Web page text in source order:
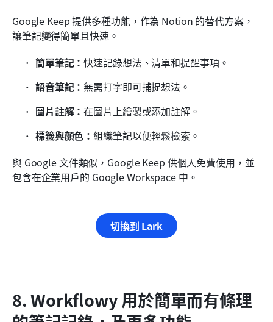
Google Keep 提供多種功能，作為 Notion 的替代方案，
讓筆記變得簡單且快速。
簡單筆記：快速記錄想法、清單和提醒事項。
語音筆記： 無需打字即可捕捉想法。
圖片註解：在圖片上繪製或添加註解。
標籤與顏色：組織筆記以便輕鬆檢索。
與 Google 文件類似，Google Keep 供個人免費使用，並
包含在企業用戶的 Google Workspace 中。
切換到 Lark
8. Workflowy 用於簡單而有條理